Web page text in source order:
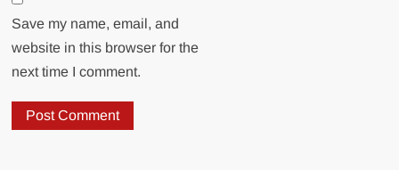
Save my name, email, and
website in this browser for the
next time I comment.